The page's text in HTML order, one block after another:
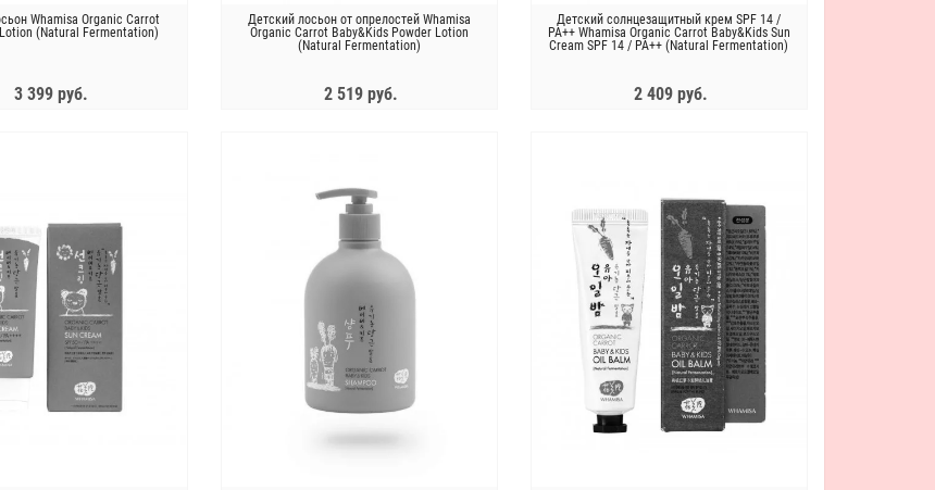
Whamisa Organic Carrot
(Natural Fermentation)
3 399 руб.
Детский лосьон от опрелостей Whamisa
Organic Carrot Baby&Kids Powder Lotion
(Natural Fermentation)
2 519 руб.
Детский солнцезащитный крем SPF 14 /
PA++ Whamisa Organic Carrot Baby&Kids Sun
Cream SPF 14 / PA++ (Natural Fermentation)
2 409 руб.